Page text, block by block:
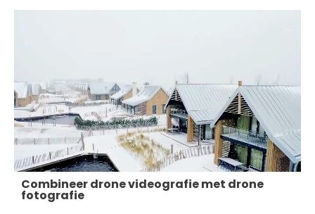
Combineer drone videografie met drone
fotografie